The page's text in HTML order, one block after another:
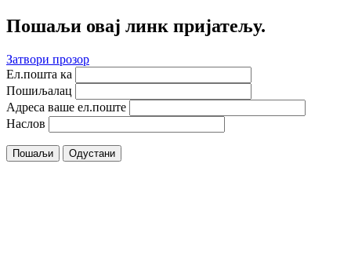
Пошаљи овај линк пријатељу.
Затвори прозор
Ел.пошта ка
Пошиљалац
Адреса ваше ел.поште
Наслов
Пошаљи Одустани